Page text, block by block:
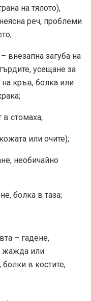
на тялото),
реч, проблеми
внезапна загуба на
усещане за
кръв, болка или
в стомаха;
или очите);
необичайно
болка в таза;
– гадене,
жажда или
в костите,